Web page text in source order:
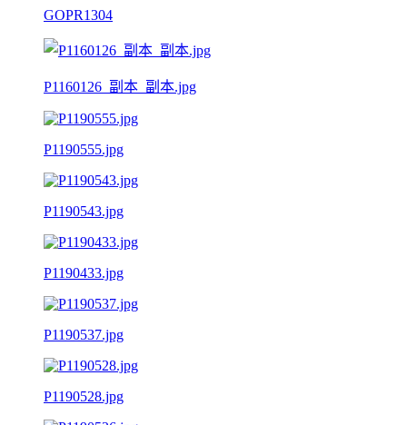
GOPR1304
P1160126_副本_副本.jpg
P1190555.jpg
P1190543.jpg
P1190433.jpg
P1190537.jpg
P1190528.jpg